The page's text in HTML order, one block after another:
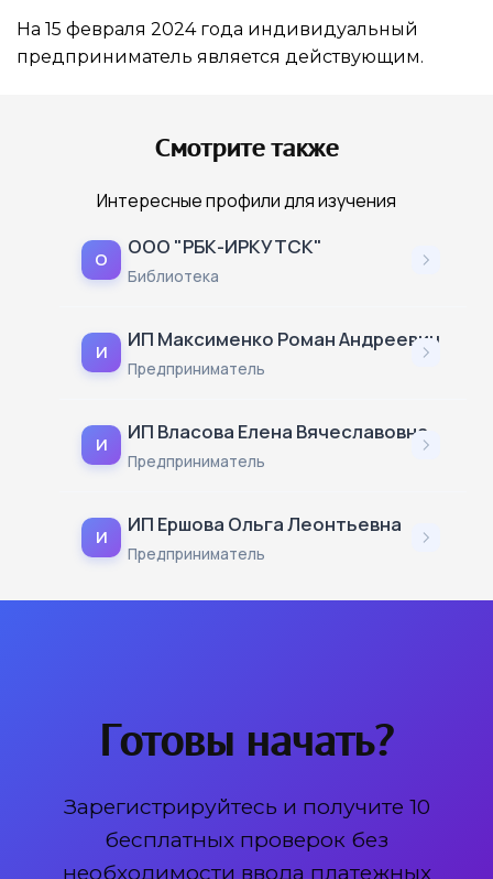
На 15 февраля 2024 года индивидуальный
предприниматель является действующим.
Смотрите также
Интересные профили для изучения
О
ООО "РБК-ИРКУТСК"
Библиотека
И
ИП Максименко Роман Андреевич
Предприниматель
И
ИП Власова Елена Вячеславовна
Предприниматель
И
ИП Ершова Ольга Леонтьевна
Предприниматель
Готовы начать?
Зарегистрируйтесь и получите 10
бесплатных проверок без
необходимости ввода платежных